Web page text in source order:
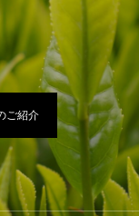
ご紹介